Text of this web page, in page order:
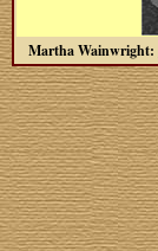
Martha Wainwright: